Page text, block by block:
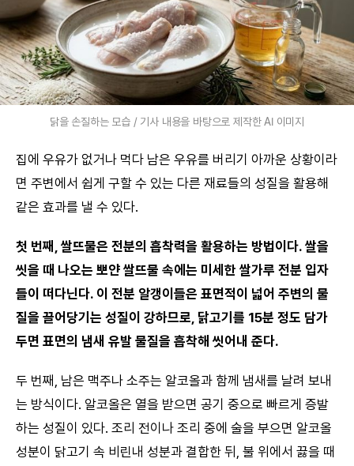
닭을 손질하는 모습 / 기사 내용을 바탕으로 제작한 AI 이미지
집에 우유가 없거나 먹다 남은 우유를 버리기 아까운 상황이라
면 주변에서 쉽게 구할 수 있는 다른 재료들의 성질을 활용해
같은 효과를 낼 수 있다.
첫 번째, 쌀뜨물은 전분의 흡착력을 활용하는 방법이다. 쌀을
씻을 때 나오는 뽀얀 쌀뜨물 속에는 미세한 쌀가루 전분 입자
들이 떠다닌다. 이 전분 알갱이들은 표면적이 넓어 주변의 물
질을 끌어당기는 성질이 강하므로, 닭고기를 15분 정도 담가
두면 표면의 냄새 유발 물질을 흡착해 씻어내 준다.
두 번째, 남은 맥주나 소주는 알코올과 함께 냄새를 날려 보내
는 방식이다. 알코올은 열을 받으면 공기 중으로 빠르게 증발
하는 성질이 있다. 조리 전이나 조리 중에 술을 부으면 알코올
성분이 닭고기 속 비린내 성분과 결합한 뒤, 불 위에서 끓을 때